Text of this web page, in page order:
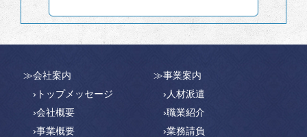
≫会社案内
›トップメッセージ
›会社概要
›事業概要
≫事業案内
›人材派遣
›職業紹介
›業務請負